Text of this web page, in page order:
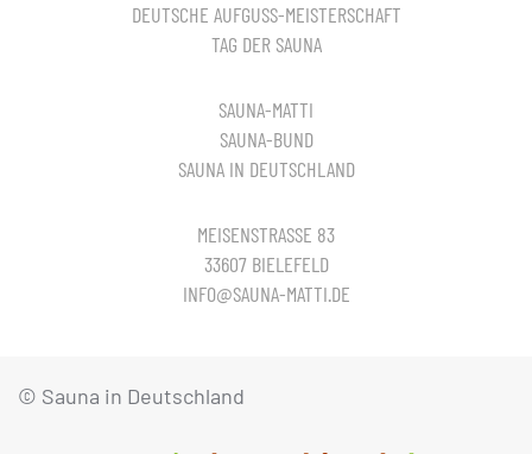
DEUTSCHE AUFGUSS-MEISTERSCHAFT
TAG DER SAUNA
SAUNA-MATTI
SAUNA-BUND
SAUNA IN DEUTSCHLAND
MEISENSTRASSE 83
33607 BIELEFELD
INFO@SAUNA-MATTI.DE
© Sauna in Deutschland